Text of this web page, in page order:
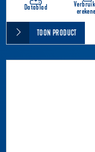
Datablad
TOON PRODUCT